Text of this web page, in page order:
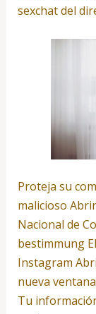
sexchat del
Proteja su
malicioso
Nacional de
bestimmung
Instagram
nueva
Tu